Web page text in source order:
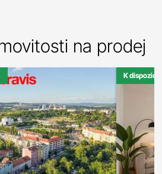
na prodej
K dispozici